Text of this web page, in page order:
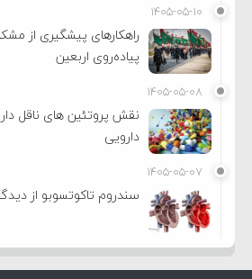
۱۴۰۵-۰۵-۱۰
راهکارهای پیشگیری از
پیاده‌روی اربعین
۱۴۰۵-۰۵-۰۸
نقش پروتئین های ناقل
دارویی
۱۴۰۵-۰۵-۰۷
سندروم تاکوتسوبو از